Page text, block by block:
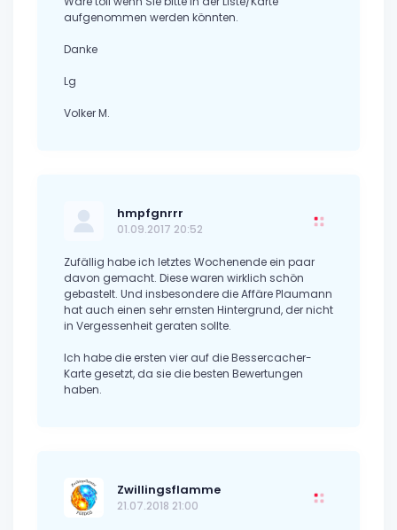
aufgenommen werden könnten.
Danke
Lg
Volker M.
hmpfgnrrr
01.09.2017 20:52
Zufällig habe ich letztes Wochenende ein paar
davon gemacht. Diese waren wirklich schön
gebastelt. Und insbesondere die Affäre Plaumann
hat auch einen sehr ernsten Hintergrund, der nicht
in Vergessenheit geraten sollte.
Ich habe die ersten vier auf die Bessercacher-
Karte gesetzt, da sie die besten Bewertungen
haben.
Zwillingsflamme
21.07.2018 21:00